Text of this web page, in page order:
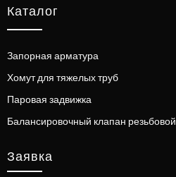
Каталог
Запорная арматура
Хомут для тяжелых труб
Паровая задвижка
Балансировочный клапан резьбовой
Заявка